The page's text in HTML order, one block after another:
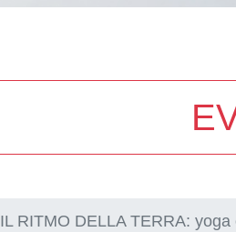
IL RITMO DELLA TERRA: